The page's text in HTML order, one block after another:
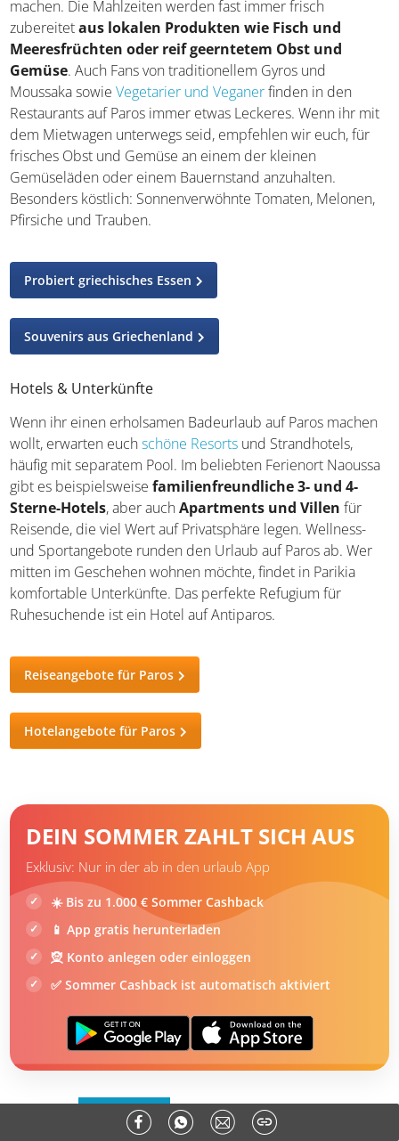
Moussaka aus Hackfleisch und Aubergine
Bei der Wahl eines Lokals könnt ihr auf Paros wenig falsch
machen. Die Mahlzeiten werden fast immer frisch
zubereitetaus lokalen Produkten wie Fisch und
Meeresfrüchten oder reif geerntetem Obst und
Gemüse. Auch Fans von traditionellem Gyros und
Moussaka sowieVegetarier und Veganerfinden in den
Restaurants auf Paros immer etwas Leckeres. Wenn ihr
mit dem Mietwagen unterwegs seid, empfehlen wir euch,
Gemüseläden oder einem Bauernstand anzuhalten.
Besonders köstlich: Sonnenverwöhnte Tomaten, Melonen,
Pfirsiche und Trauben.
Souvenirs aus Griechenland
Hotels & Unterkünfte
Wenn ihr einen erholsamen Badeurlaub auf Paros
machen wollt, erwarten euchschöne Resortsund
Strandhotels, häufig mit separatem Pool. Im beliebten
Ferienort Naoussa gibt es beispielsweise
familienfreundliche 3- und 4-Sterne-Hotels, aber
auchApartments und Villenfür Reisende, die viel Wert
runden den Urlaub auf Paros ab. Wer mitten im
Geschehen wohnen möchte, findet in Parikia komfortable
Unterkünfte. Das perfekte Refugium für Ruhesuchende
ist ein Hotel auf Antiparos.
Hotelangebote für Paros
DEIN SOMMER ZAHLT SICH AUS
Exklusiv: Nur in der ab in den urlaub App
📱 App gratis herunterladen
🧝 Konto anlegen oder einloggen